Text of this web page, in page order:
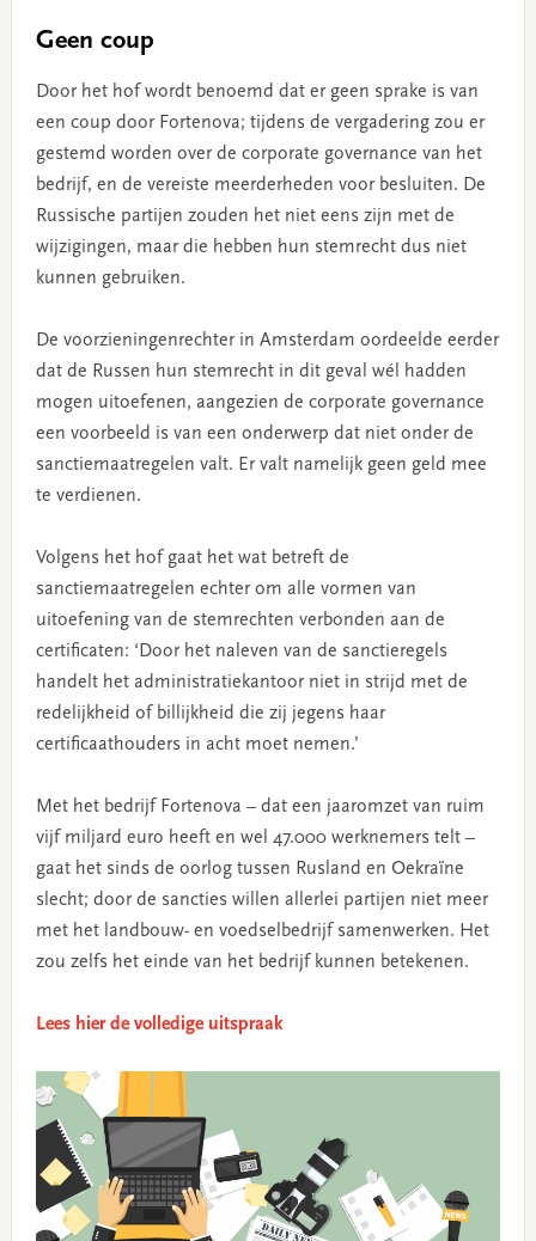
Geen coup
Door het hof wordt benoemd dat er geen sprake is van
een coup door Fortenova; tijdens de vergadering zou er
gestemd worden over de corporate governance van het
bedrijf, en de vereiste meerderheden voor besluiten. De
Russische partijen zouden het niet eens zijn met de
wijzigingen, maar die hebben hun stemrecht dus niet
kunnen gebruiken.
De voorzieningenrechter in Amsterdam oordeelde eerder
dat de Russen hun stemrecht in dit geval wél hadden
mogen uitoefenen, aangezien de corporate governance
een voorbeeld is van een onderwerp dat niet onder de
sanctiemaatregelen valt. Er valt namelijk geen geld mee
te verdienen.
Volgens het hof gaat het wat betreft de
sanctiemaatregelen echter om alle vormen van
uitoefening van de stemrechten verbonden aan de
certificaten: ‘Door het naleven van de sanctieregels
handelt het administratiekantoor niet in strijd met de
redelijkheid of billijkheid die zij jegens haar
certificaathouders in acht moet nemen.’
Met het bedrijf Fortenova – dat een jaaromzet van ruim
vijf miljard euro heeft en wel 47.000 werknemers telt –
gaat het sinds de oorlog tussen Rusland en Oekraïne
slecht; door de sancties willen allerlei partijen niet meer
met het landbouw- en voedselbedrijf samenwerken. Het
zou zelfs het einde van het bedrijf kunnen betekenen.
Lees hier de volledige uitspraak